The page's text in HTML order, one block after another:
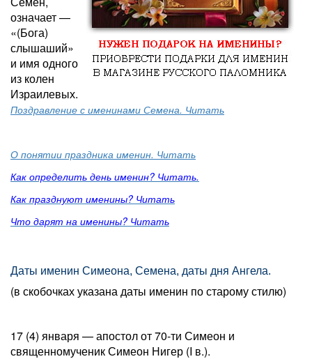
означает —
«(Бога)
слышаший»
и имя одного
из колен
Израилевых.
Поздравление с именинами Семена. Читать
О понятии праздника именин. Читать
Как определить день именин? Читать.
Как празднуют именины? Читать
Что дарят на именины? Читать
Даты именин Симеона, Семена, даты дня Ангела.
(в скобочках указана даты именин по старому стилю)
17 (4) января — апостол от 70-ти Симеон и
священномученик Симеон Нигер (I в.).